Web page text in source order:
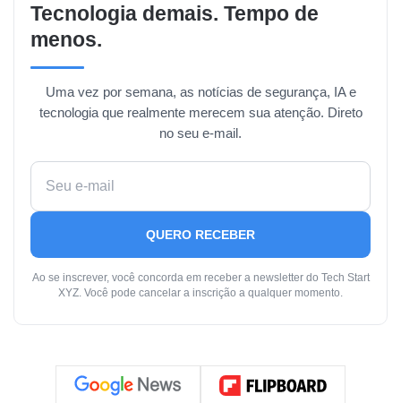
Tecnologia demais. Tempo de
menos.
Uma vez por semana, as notícias de segurança, IA e
tecnologia que realmente merecem sua atenção. Direto
no seu e-mail.
QUERO RECEBER
Ao se inscrever, você concorda em receber a newsletter do Tech Start
XYZ. Você pode cancelar a inscrição a qualquer momento.